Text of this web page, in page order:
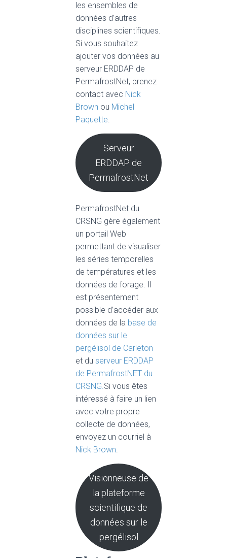
les ensembles de
données d’autres
disciplines scientifiques.
Si vous souhaitez
ajouter vos données au
serveur ERDDAP de
PermafrostNet, prenez
contact avec Nick
Brown ou Michel
Paquette.
Serveur
ERDDAP de
PermafrostNet
PermafrostNet du
CRSNG gère également
un portail Web
permettant de visualiser
les séries temporelles
de températures et les
données de forage. Il
est présentement
possible d’accéder aux
données de la base de
données sur le
pergélisol de Carleton
et du serveur ERDDAP
de PermafrostNET du
CRSNG.Si vous êtes
intéressé à faire un lien
avec votre propre
collecte de données,
envoyez un courriel à
Nick Brown.
Visionneuse de
la plateforme
scientifique de
données sur le
pergélisol